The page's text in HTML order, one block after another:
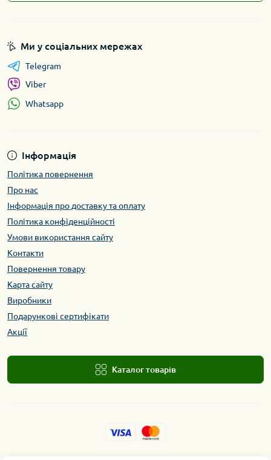
Інформація
Політика повернення
Про нас
Інформація про доставку та оплату
Політика конфіденційності
Умови використання сайту
Контакти
Повернення товару
Карта сайту
Виробники
Подарункові сертифікати
Акції
Каталог товарів
Ми у соціальних мережах
Telegram
Viber
Whatsapp